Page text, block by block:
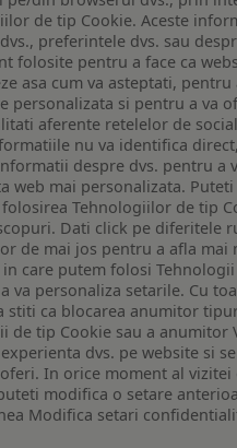
de tip Cookie. Aceste
preferintele dvs. sau
folosite pentru a face ca
asa cum va asteptati, pentru
personalizata si pentru a va
aferente retelelor de
nu va identifica
despre dvs. pentru a
web mai personalizata. Puteti
Tehnologiilor de tip
Dati click pe diferitele
de mai jos pentru a afla mai
care putem folosi
va personaliza setarile. Cu
stiti ca blocarea anumitor
de tip Cookie sau a anumitor
dvs. pe website si
In orice moment al vizitei
modifica o setare
Modifica setari